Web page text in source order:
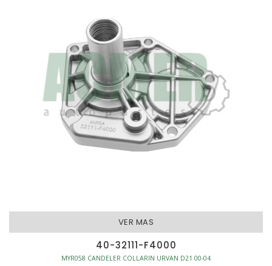
VER MAS
40-32111-F4000
MYR058 CANDELER COLLARIN URVAN D21 00-04